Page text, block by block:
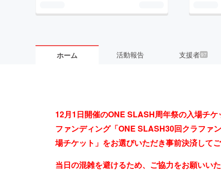
ホーム 活動報告 支援者97
12月1日開催のONE SLASH周年祭の入場チ
ファンディング「ONE SLASH30回クラファ
場チケット」をお選びいただき事前決済して
当日の混雑を避けるため、ご協力をお願いい